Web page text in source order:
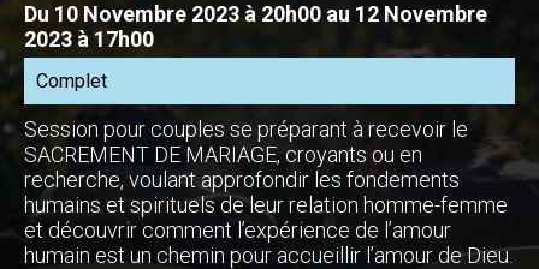
Du 10 Novembre 2023 à 20h00 au 12 Novembre
2023 à 17h00
Complet
Session pour couples se préparant à recevoir le
SACREMENT DE MARIAGE, croyants ou en
recherche, voulant approfondir les fondements
humains et spirituels de leur relation homme-femme
et découvrir comment l’expérience de l’amour
humain est un chemin pour accueillir l’amour de Dieu.